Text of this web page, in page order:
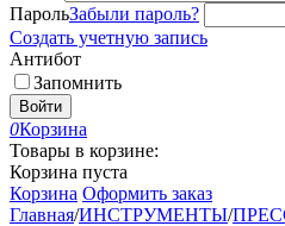
ПарольЗабыли пароль?
Создать учетную запись
Антибот
Запомнить
Войти
0Корзина
Товары в корзине:
Корзина пуста
Корзина Оформить заказ
Главная/ИНСТРУМЕНТЫ/